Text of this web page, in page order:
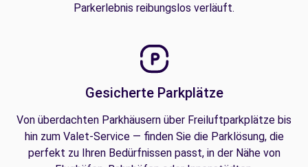
Parkerlebnis reibungslos verläuft.
Gesicherte Parkplätze
Von überdachten Parkhäusern über Freiluftparkplätze bis
hin zum Valet-Service — finden Sie die Parklösung, die
perfekt zu Ihren Bedürfnissen passt, in der Nähe von